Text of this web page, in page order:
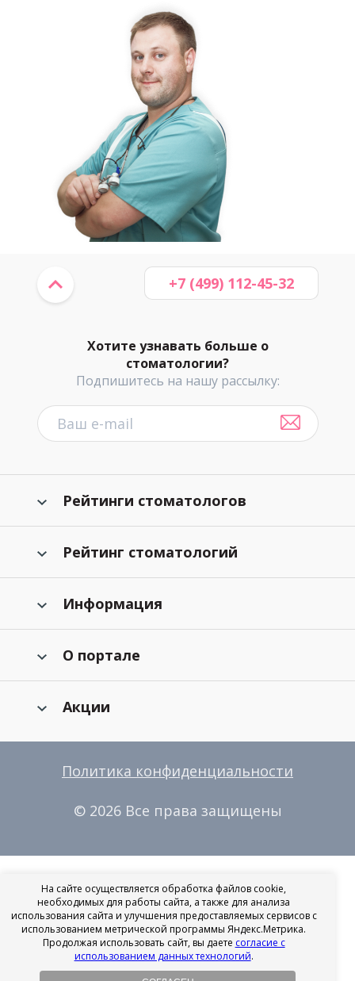
Хотите узнавать больше о
стоматологии?
Подпишитесь на нашу рассылку:
+7 (499) 112-45-32
Рейтинги стоматологов
Рейтинг стоматологий
Информация
О портале
Акции
Политика конфиденциальности
© 2026 Все права защищены
На сайте осуществляется обработка файлов cookie,
необходимых для работы сайта, а также для анализа
использования сайта и улучшения предоставляемых сервисов с
использованием метрической программы Яндекс.Метрика.
Продолжая использовать сайт, вы даете согласие с
использованием данных технологий.